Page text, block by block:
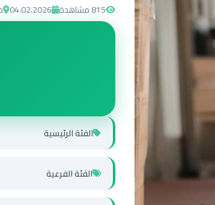
815مشاهدة 04.02.2026
الفئة الرئيسية
الفئة الفرعية